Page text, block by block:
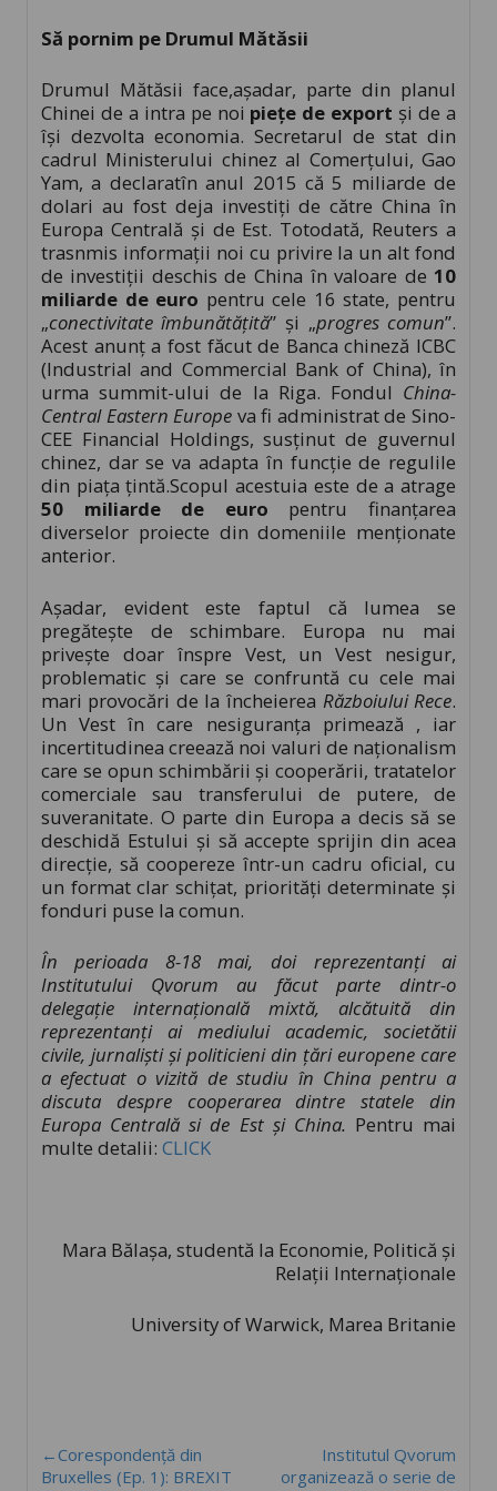
Să pornim pe Drumul Mătăsii
Drumul Mătăsii face,așadar, parte din planul
Chinei de a intra pe noi piețe de export și de a
își dezvolta economia. Secretarul de stat din
cadrul Ministerului chinez al Comerțului, Gao
Yam, a declaratîn anul 2015 că 5 miliarde de
dolari au fost deja investiți de către China în
Europa Centrală și de Est. Totodată, Reuters a
trasnmis informații noi cu privire la un alt fond
de investiții deschis de China în valoare de 10
miliarde de euro pentru cele 16 state, pentru
„conectivitate îmbunătățită” și „progres comun”.
Acest anunț a fost făcut de Banca chineză ICBC
(Industrial and Commercial Bank of China), în
urma summit-ului de la Riga. Fondul China-
Central Eastern Europe va fi administrat de Sino-
CEE Financial Holdings, susținut de guvernul
chinez, dar se va adapta în funcție de regulile
din piața țintă.Scopul acestuia este de a atrage
50 miliarde de euro pentru finanțarea
diverselor proiecte din domeniile menționate
anterior.
Așadar, evident este faptul că lumea se
pregătește de schimbare. Europa nu mai
privește doar înspre Vest, un Vest nesigur,
problematic și care se confruntă cu cele mai
mari provocări de la încheierea Războiului Rece.
Un Vest în care nesiguranța primează , iar
incertitudinea creează noi valuri de naționalism
care se opun schimbării și cooperării, tratatelor
comerciale sau transferului de putere, de
suveranitate. O parte din Europa a decis să se
deschidă Estului și să accepte sprijin din acea
direcție, să coopereze într-un cadru oficial, cu
un format clar schițat, priorități determinate și
fonduri puse la comun.
În perioada 8-18 mai, doi reprezentanți ai
Institutului Qvorum au făcut parte dintr-o
delegație internațională mixtă, alcătuită din
reprezentanți ai mediului academic, societătii
civile, jurnaliști și politicieni din țări europene care
a efectuat o vizită de studiu în China pentru a
discuta despre cooperarea dintre statele din
Europa Centrală si de Est și China. Pentru mai
multe detalii: CLICK
Mara Bălașa, studentă la Economie, Politică și
Relații Internaționale
University of Warwick, Marea Britanie
←Corespondență din
Bruxelles (Ep. 1): BREXIT
Institutul Qvorum
organizează o serie de